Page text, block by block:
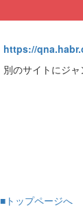
https://
別のサイトにジ
■トップページへ